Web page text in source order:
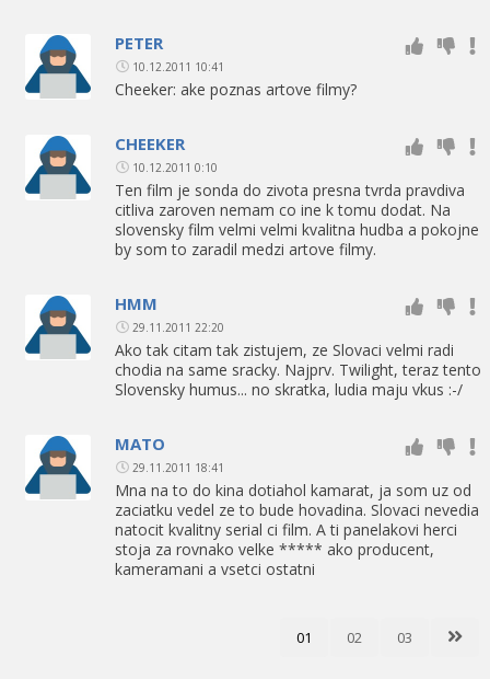
PETER
10.12.2011 10:41
Cheeker: ake poznas artove filmy?
CHEEKER
10.12.2011 0:10
Ten film je sonda do zivota presna tvrda pravdiva
citliva zaroven nemam co ine k tomu dodat. Na
slovensky film velmi velmi kvalitna hudba a pokojne
by som to zaradil medzi artove filmy.
HMM
29.11.2011 22:20
Ako tak citam tak zistujem, ze Slovaci velmi radi
chodia na same sracky. Najprv. Twilight, teraz tento
Slovensky humus... no skratka, ludia maju vkus :-/
MATO
29.11.2011 18:41
Mna na to do kina dotiahol kamarat, ja som uz od
zaciatku vedel ze to bude hovadina. Slovaci nevedia
natocit kvalitny serial ci film. A ti panelakovi herci
stoja za rovnako velke ***** ako producent,
kameramani a vsetci ostatni
01 02 03